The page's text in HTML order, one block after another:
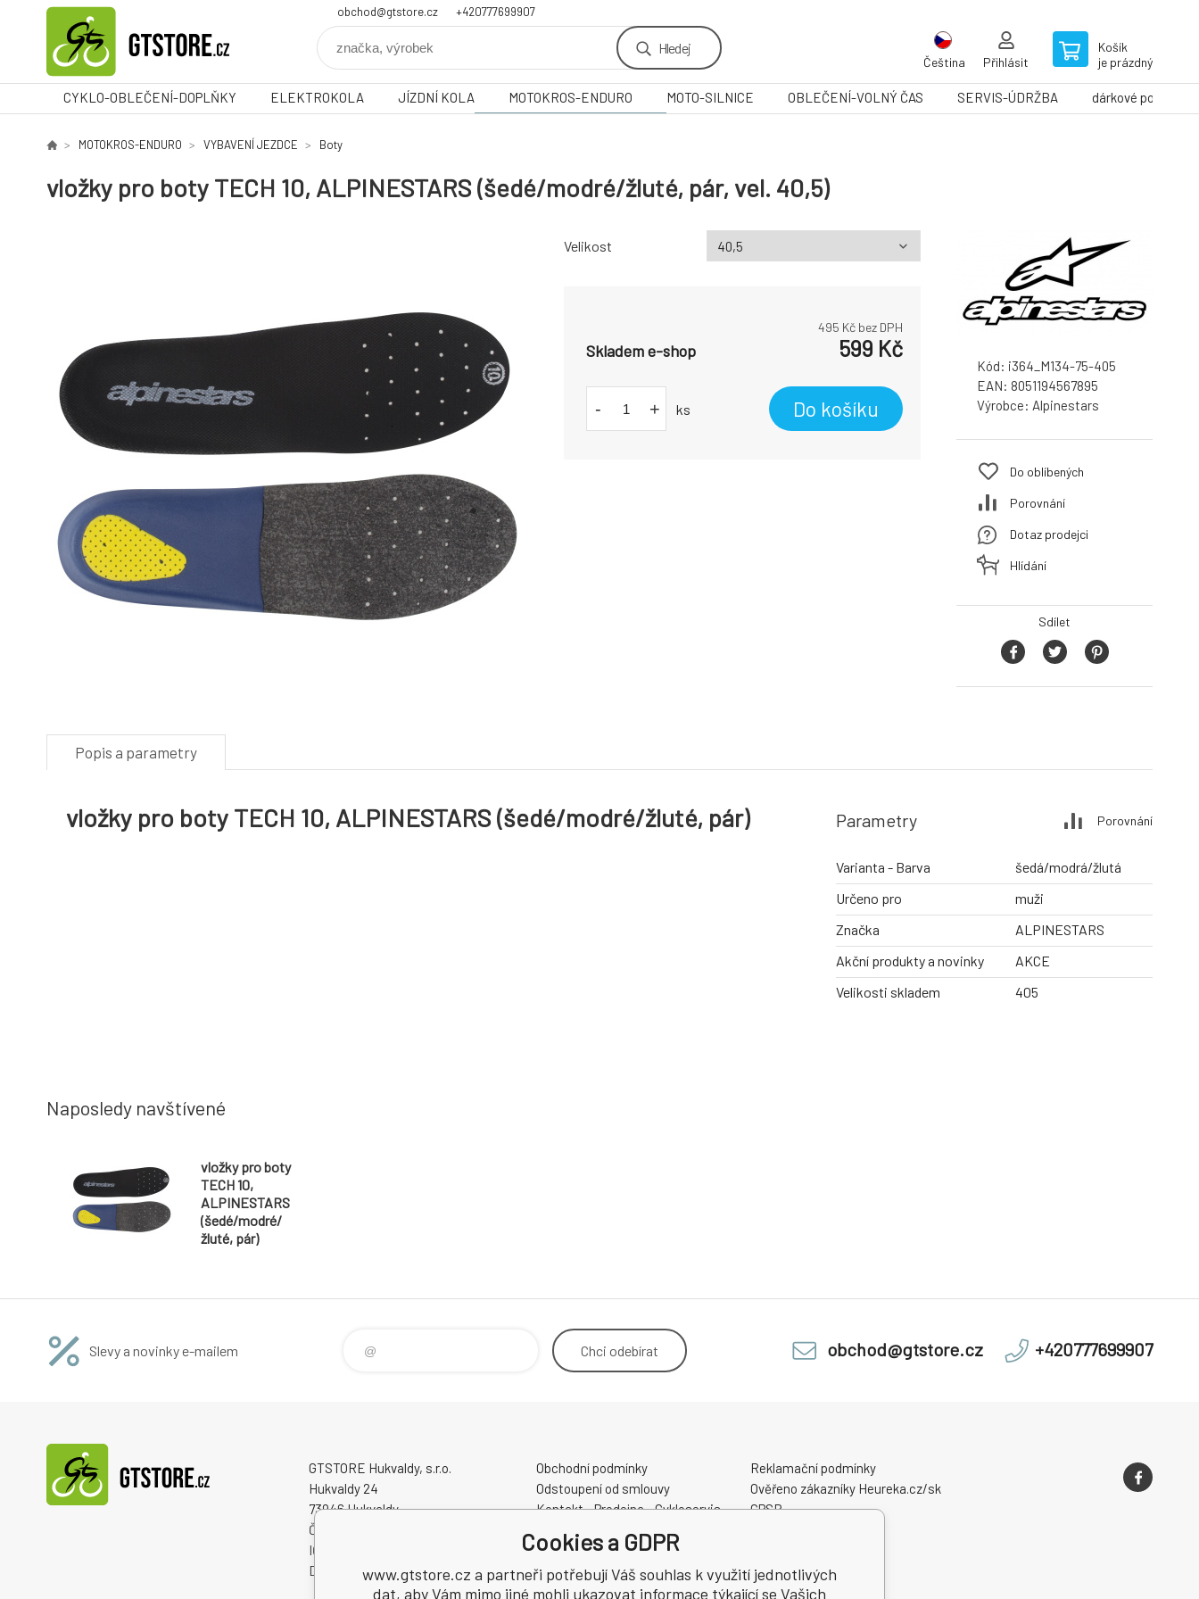
obchod@gtstore.cz +420777699907
Hledej
Čeština Přihlásit
Košík
je prázdný
CYKLO-OBLEČENÍ-DOPLŇKY ELEKTROKOLA JÍZDNÍ KOLA MOTOKROS-ENDURO MOTO-SILNICE OBLEČENÍ-VOLNÝ ČAS SERVIS-ÚDRŽBA dárkové poukazy
MOTOKROS-ENDURO VYBAVENÍ JEZDCE Boty
vložky pro boty TECH 10, ALPINESTARS (šedé/modré/žluté, pár, vel. 40,5)
Velikost
495 Kč bez DPH
Skladem e-shop 599 Kč
- + ks Do košíku
Kód: i364_M134-75-405
EAN: 8051194567895
Výrobce: Alpinestars
Do oblíbených
Porovnání
Dotaz prodejci
Hlídání
Sdílet
Popis a parametry
vložky pro boty TECH 10, ALPINESTARS (šedé/modré/žluté, pár) Parametry Porovnání
Varianta - Barva
šedá/modrá/žlutá
Určeno pro
muži
Značka
ALPINESTARS
Akční produkty a novinky
AKCE
Velikosti skladem
405
Naposledy navštívené
vložky pro boty
TECH 10,
ALPINESTARS
(šedé/modré/
žluté, pár)
Slevy a novinky e-mailem Chci odebírat obchod@gtstore.cz +420777699907
GTSTORE Hukvaldy, s.r.o.
Hukvaldy 24
73946 Hukvaldy
Česká republika
IČO: 22259848
DIČ: CZ22259848
Obchodní podmínky
Odstoupení od smlouvy
Kontakt - Prodejna - Cykloservis
Slevové a dárkové poukazy
Elektrokola AKUMO.cz
Reklamační podmínky
Ověřeno zákazníky Heureka.cz/sk
GPSR
Cookies a GDPR
www.gtstore.cz a partneři potřebují Váš souhlas k využití jednotlivých
dat, aby Vám mimo jiné mohli ukazovat informace týkající se Vašich